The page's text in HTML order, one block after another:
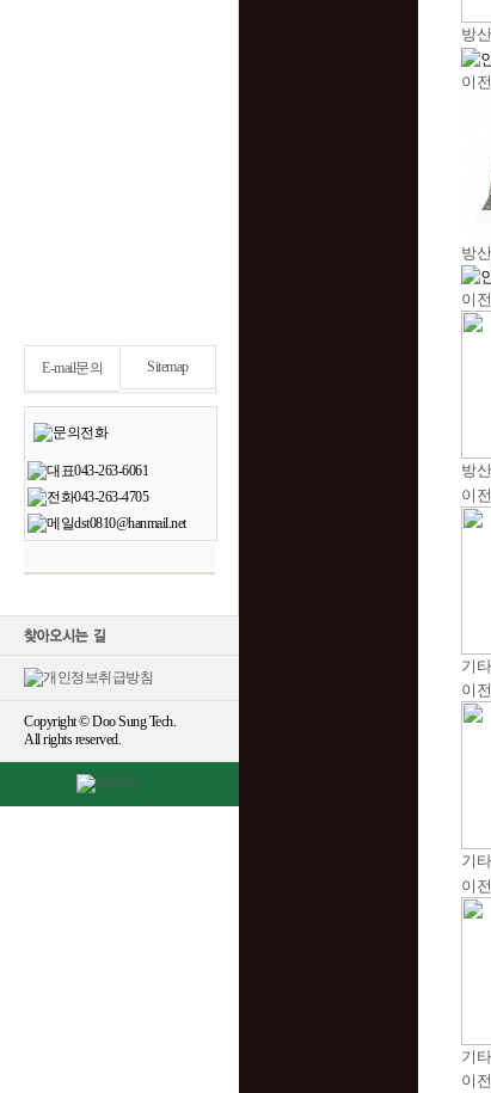
E-mail문의 Sitemap
Copyright © Doo Sung Tech.
All rights reserved.
방
이전
방
이전
방
이전
기
이전
기
이전
기
이전